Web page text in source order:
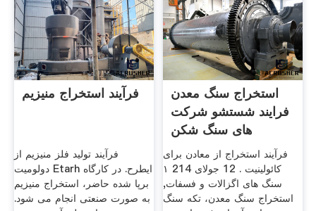
فرآیند استخراج منیزیم
فرآیند تولید فلز منیزیم از
دولومیت Etarh ایطرح. در کارگاه
برپا شده حاضر، استخراج منیزیم
به صورت صنعتی انجام می شود.
استخراج سنگ معدن
فرایند شستشو شرکت
های سنگ شکن
دولومیت
فرآیند استخراج از معادن برای
کائولینیت . 12 جولای 214 ۱
سنگ های اگزالات و فسفات,
استخراج سنگ معدن، تكه سنگ